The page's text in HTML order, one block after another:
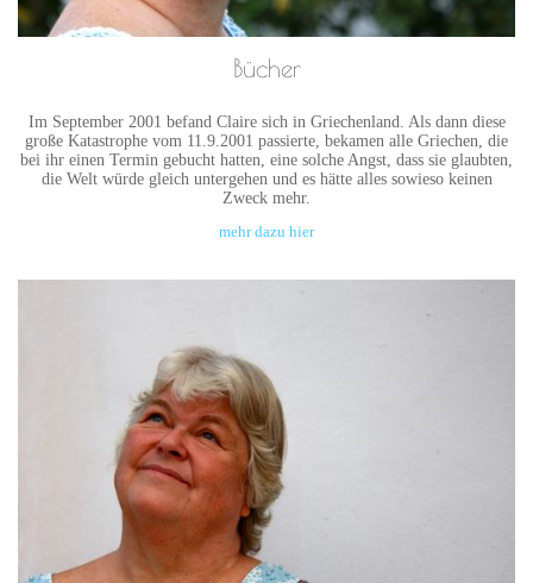
Bücher
Im September 2001 befand Claire sich in Griechenland. Als dann diese
große Katastrophe vom 11.9.2001 passierte, bekamen alle Griechen, die
bei ihr einen Termin gebucht hatten, eine solche Angst, dass sie glaubten,
die Welt würde gleich untergehen und es hätte alles sowieso keinen
Zweck mehr.
mehr dazu hier